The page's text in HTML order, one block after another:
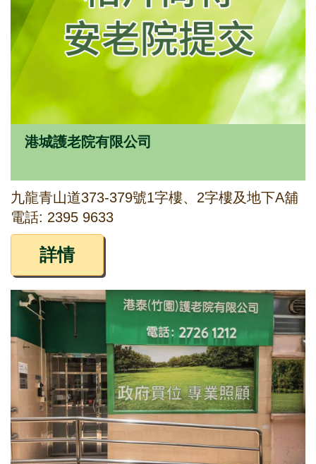
港城護老院有限公司
九龍青山道373-379號1字樓、2字樓及地下A舖
電話: 2395 9633
詳情